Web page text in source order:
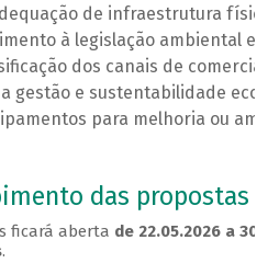
de infraestrutura física
à legislação ambiental e
dos canais de
gestão e sustentabilidade
para melhoria ou
das propostas
ficará aberta de 22.05.2026 a
.